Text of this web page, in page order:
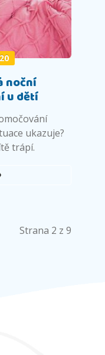
noční
u dětí
ukazuje?
trápí.
Strana 2 z 9